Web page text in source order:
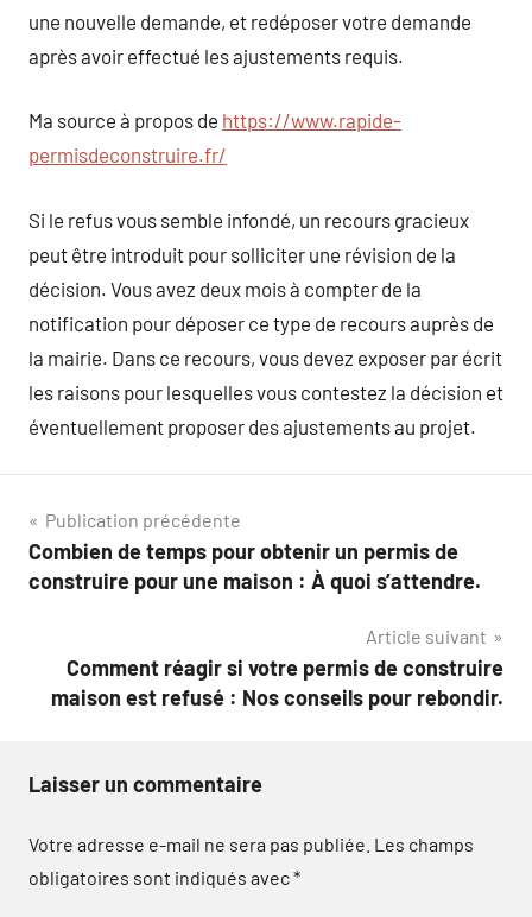
une nouvelle demande, et redéposer votre demande
après avoir effectué les ajustements requis.
Ma source à propos de https://www.rapide-
permisdeconstruire.fr/
Si le refus vous semble infondé, un recours gracieux
peut être introduit pour solliciter une révision de la
décision. Vous avez deux mois à compter de la
notification pour déposer ce type de recours auprès de
la mairie. Dans ce recours, vous devez exposer par écrit
les raisons pour lesquelles vous contestez la décision et
éventuellement proposer des ajustements au projet.
Navigation
de
Publication précédente
Combien de temps pour obtenir un permis de
construire pour une maison : À quoi s’attendre.
Article suivant
Comment réagir si votre permis de construire
maison est refusé : Nos conseils pour rebondir.
Laisser un commentaire
Votre adresse e-mail ne sera pas publiée. Les champs
obligatoires sont indiqués avec*